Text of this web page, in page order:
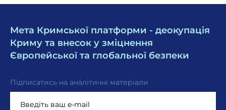
Мета Кримської платформи - деокупація
Криму та внесок у зміцнення
Європейської та глобальної безпеки
Підписатись на аналітичні матеріали